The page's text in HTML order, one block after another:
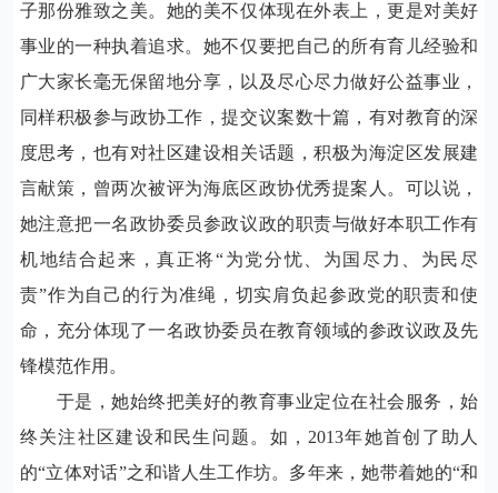
子那份雅致之美。她的美不仅体现在外表上，更是对美好
事业的一种执着追求。她不仅要把自己的所有育儿经验和
广大家长毫无保留地分享，以及尽心尽力做好公益事业，
同样积极参与政协工作，提交议案数十篇，有对教育的深
度思考，也有对社区建设相关话题，积极为海淀区发展建
言献策，曾两次被评为海底区政协优秀提案人。可以说，
她注意把一名政协委员参政议政的职责与做好本职工作有
机地结合起来，真正将“为党分忧、为国尽力、为民尽
责”作为自己的行为准绳，切实肩负起参政党的职责和使
命，充分体现了一名政协委员在教育领域的参政议政及先
锋模范作用。
于是，她始终把美好的教育事业定位在社会服务，始
终关注社区建设和民生问题。如， 2013年她首创了助人
的“立体对话”之和谐人生工作坊。多年来，她带着她的“和